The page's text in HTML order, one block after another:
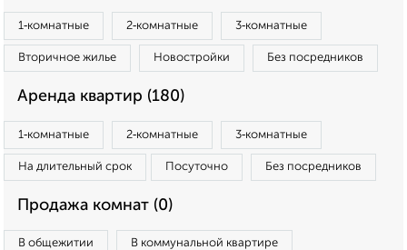
1‑комнатные 2‑комнатные 3‑комнатные
Вторичное жилье Новостройки Без посредников
Аренда квартир (180)
1‑комнатные 2‑комнатные 3‑комнатные
На длительный срок Посуточно Без посредников
Продажа комнат (0)
В общежитии В коммунальной квартире